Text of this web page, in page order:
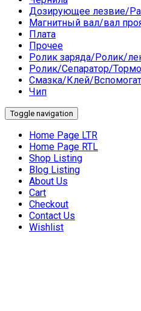
Дозирующее лезвие/
Магнитный вал/вал
Плата
Прочее
Ролик заряда/Ролик/
Ролик/Сепаратор/
Смазка/Клей/
Чип
Toggle navigation
Home Page LTR
Home Page RTL
Shop Listing
Blog Listing
About Us
Cart
Checkout
Contact Us
Wishlist